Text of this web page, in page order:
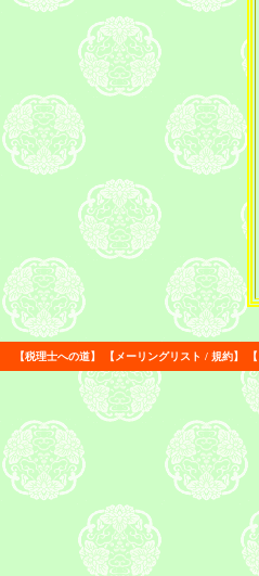
【税理士への道】 【 メーリングリスト / 規約】 【